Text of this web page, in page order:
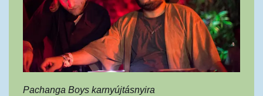
Pachanga Boys karnyújtásnyira